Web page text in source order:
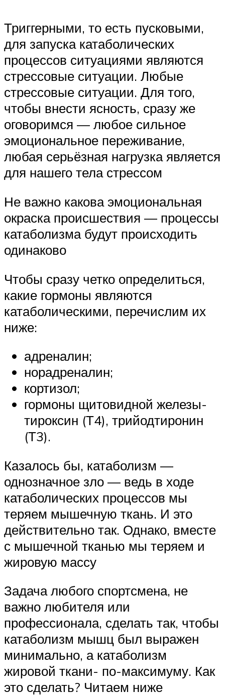
Триггерными, то есть пусковыми,
для запуска катаболических
процессов ситуациями являются
стрессовые ситуации. Любые
стрессовые ситуации. Для того,
чтобы внести ясность, сразу же
оговоримся — любое сильное
эмоциональное переживание,
любая серьёзная нагрузка является
для нашего тела стрессом
Не важно какова эмоциональная
окраска происшествия — процессы
катаболизма будут происходить
одинаково
Чтобы сразу четко определиться,
какие гормоны являются
катаболическими, перечислим их
ниже:
адреналин;
норадреналин;
кортизол;
гормоны щитовидной железы-
тироксин (Т4), трийодтиронин
(Т3).
Казалось бы, катаболизм —
однозначное зло — ведь в ходе
катаболических процессов мы
теряем мышечную ткань. И это
действительно так. Однако, вместе
с мышечной тканью мы теряем и
жировую массу
Задача любого спортсмена, не
важно любителя или
профессионала, сделать так, чтобы
катаболизм мышц был выражен
минимально, а катаболизм
жировой ткани- по-максимуму. Как
это сделать? Читаем ниже